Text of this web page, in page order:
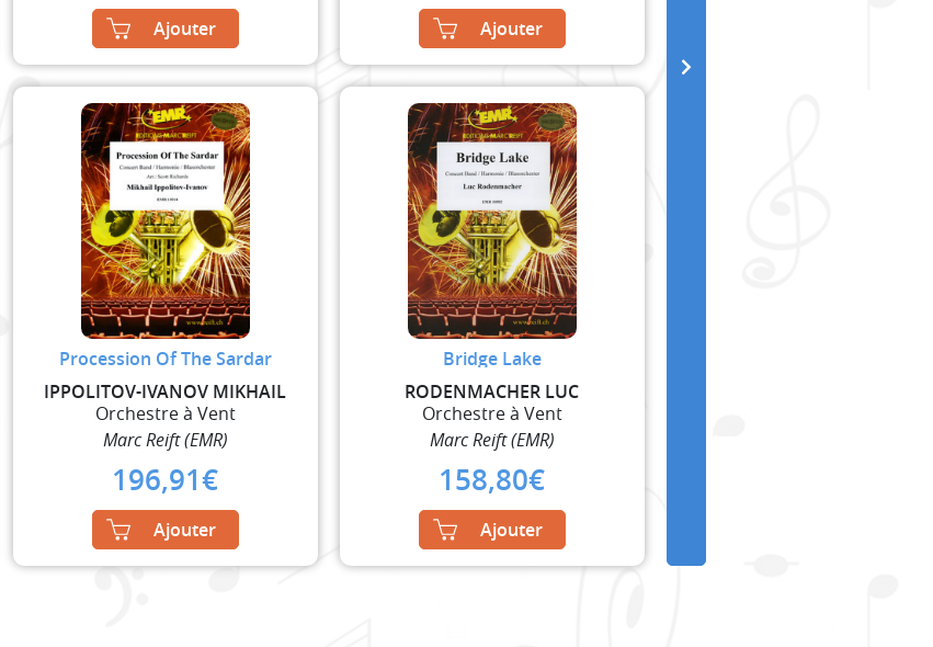
Ajouter Ajouter
Procession Of The Sardar
IPPOLITOV-IVANOV MIKHAIL
Orchestre à Vent
Marc Reift (EMR)
196,91€
Ajouter
Bridge Lake
RODENMACHER LUC
Orchestre à Vent
Marc Reift (EMR)
158,80€
Ajouter